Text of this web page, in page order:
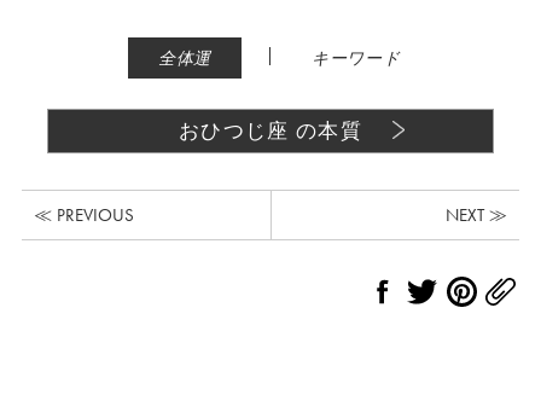
全体運 | キーワード
おひつじ座 の本質
≪ PREVIOUS NEXT ≫